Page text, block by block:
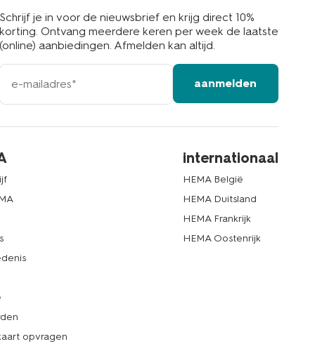
Schrijf je in voor de nieuwsbrief en krijg direct 10%
korting. Ontvang meerdere keren per week de laatste
(online) aanbiedingen. Afmelden kan altijd.
e-
mailadres
aanmelden
opvragen
internationaal
HEMA België
HEMA Duitsland
HEMA Frankrijk
HEMA Oostenrijk